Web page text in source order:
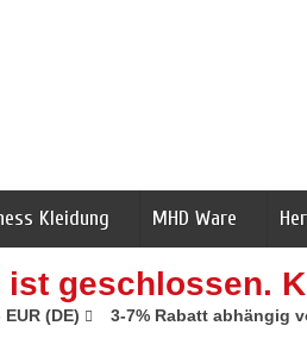
Kleidung MHD Ware
ist geschlossen.
(DE) 3-7% Rabatt abhängig